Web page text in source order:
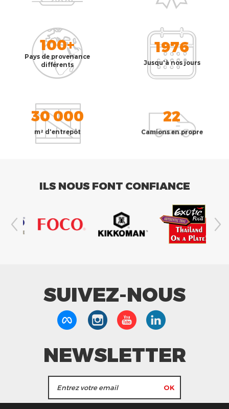
100+
Pays de provenance
différents
1976
Jusqu'à nos jours
30 000
m² d'entrepôt
22
Camions en propre
ILS NOUS FONT CONFIANCE
SUIVEZ-NOUS
NEWSLETTER